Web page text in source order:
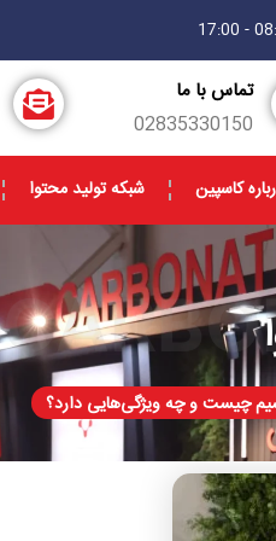
تماس با ما
02835330150
کاسپین شبکه تولید محتوا
چیست و چه ویژگی‌هایی دارد؟